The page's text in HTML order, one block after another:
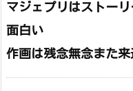
マジェプリはストー
面白い
作画は残念無念また来